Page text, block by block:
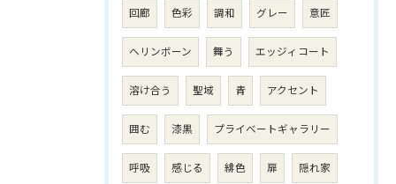
回廊 色彩 調和 グレー 意匠
ヘリンボーン 舞う エッジィコート
溶け合う 聖域 青 アクセント
囲む 漆黒 プライベートギャラリー
呼吸 感じる 緋色 扉 隠れ家